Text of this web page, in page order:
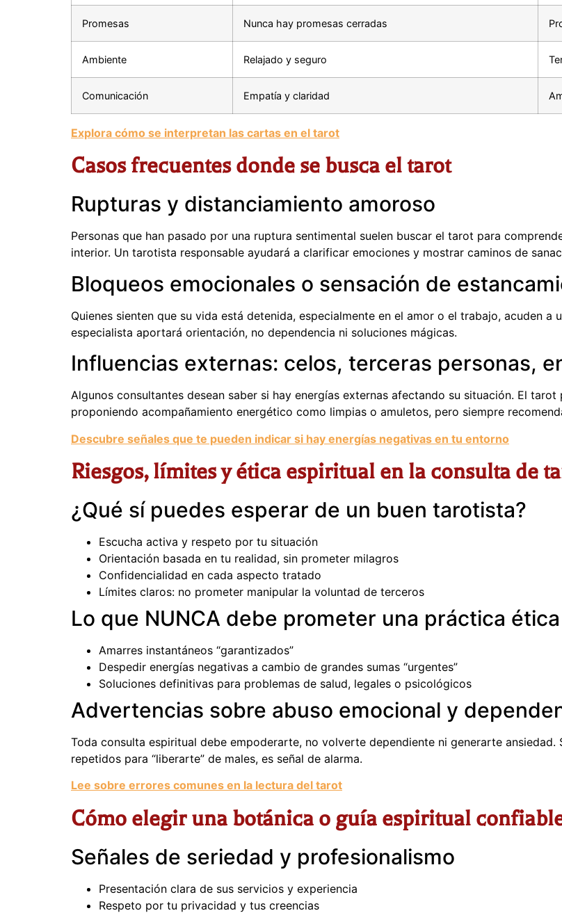
Promesas Nunca hay promesas cerradas
Ambiente Relajado y seguro
Comunicación Empatía y claridad
Explora cómo se interpretan las cartas en el tarot
Casos frecuentes donde se busca el tarot
Rupturas y distanciamiento amoroso
Personas que han pasado por una ruptura sentimental suelen buscar el tarot para
interior. Un tarotista responsable ayudará a clarificar emociones y mostrar caminos de
Bloqueos emocionales o sensación de
Quienes sienten que su vida está detenida, especialmente en el amor o el trabajo, acuden
especialista aportará orientación, no dependencia ni soluciones mágicas.
Influencias externas: celos, terceras personas,
Algunos consultantes desean saber si hay energías externas afectando su situación. El
proponiendo acompañamiento energético como limpias o amuletos, pero siempre
Descubre señales que te pueden indicar si hay energías negativas en tu entorno
Riesgos, límites y ética espiritual en la consulta de
¿Qué sí puedes esperar de un buen tarotista?
Escucha activa y respeto por tu situación
Orientación basada en tu realidad, sin prometer milagros
Confidencialidad en cada aspecto tratado
Límites claros: no prometer manipular la voluntad de terceros
Lo que NUNCA debe prometer una práctica ética
Amarres instantáneos “garantizados”
Despedir energías negativas a cambio de grandes sumas “urgentes”
Soluciones definitivas para problemas de salud, legales o psicológicos
Advertencias sobre abuso emocional y
Toda consulta espiritual debe empoderarte, no volverte dependiente ni generarte
repetidos para “liberarte” de males, es señal de alarma.
Lee sobre errores comunes en la lectura del tarot
Cómo elegir una botánica o guía espiritual
Señales de seriedad y profesionalismo
Presentación clara de sus servicios y experiencia
Respeto por tu privacidad y tus creencias